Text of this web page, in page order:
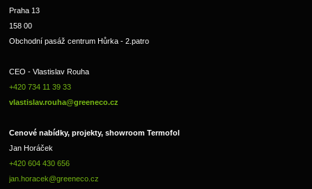
Praha 13
158 00
Obchodní pasáž centrum Hůrka - 2.patro
CEO - Vlastislav Rouha
+420 734 11 39 33
vlastislav.rouha@greeneco.cz
Cenové nabídky, projekty, showroom Termofol
Jan Horáček
+420 604 430 656
jan.horacek@greeneco.cz